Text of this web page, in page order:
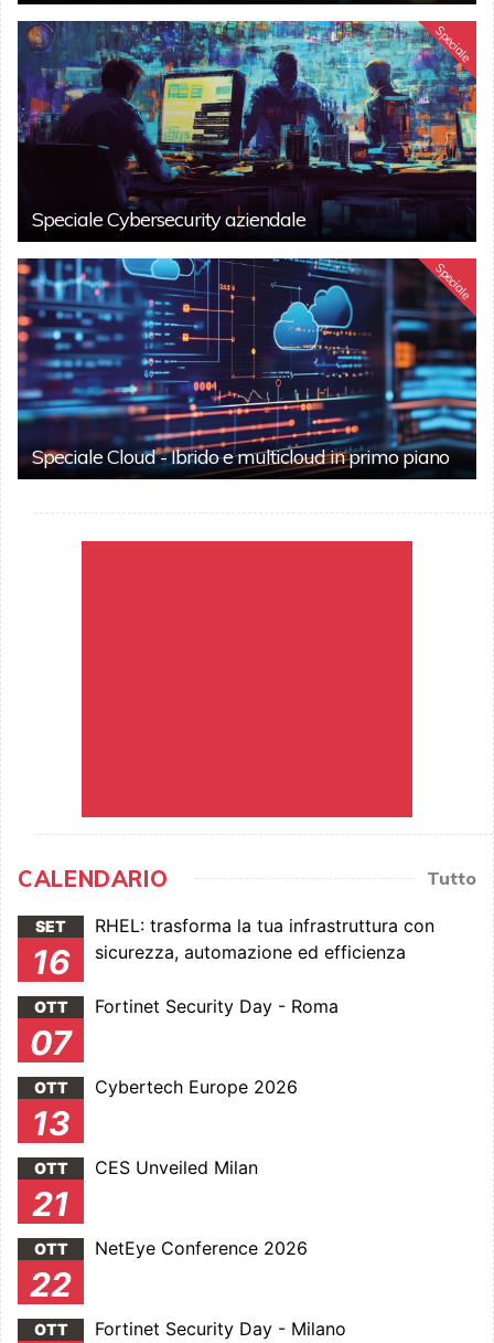
Speciale
Speciale Cybersecurity aziendale
Speciale
Speciale Cloud - Ibrido e multicloud in primo piano
CALENDARIO Tutto
SET
16
RHEL: trasforma la tua infrastruttura con
sicurezza, automazione ed efficienza
OTT
07
Fortinet Security Day - Roma
OTT
13
Cybertech Europe 2026
OTT
21
CES Unveiled Milan
OTT
22
NetEye Conference 2026
OTT Fortinet Security Day - Milano